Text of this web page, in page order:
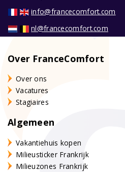
info@francecomfort.com
nl@francecomfort.com
Over FranceComfort
Over ons
Vacatures
Stagiaires
Algemeen
Vakantiehuis kopen
Milieusticker Frankrijk
Milieuzones Frankrijk